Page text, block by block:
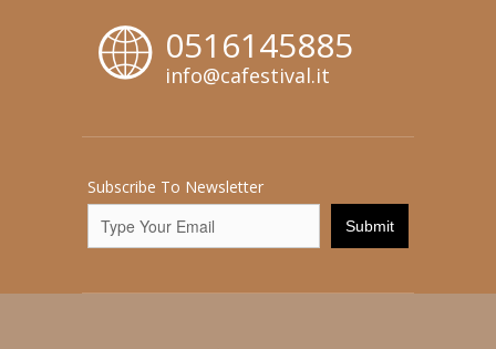
0516145885
info@cafestival.it
Subscribe To Newsletter